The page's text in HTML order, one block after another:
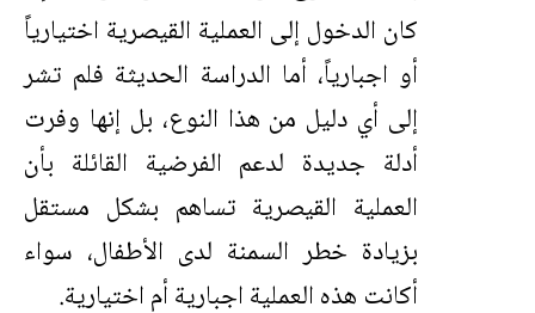
كان الدخول إلى العملية القيصرية اختيارياً
أو اجبارياً، أما الدراسة الحديثة فلم تشر
إلى أي دليل من هذا النوع، بل إنها وفرت
أدلة جديدة لدعم الفرضية القائلة بأن
العملية القيصرية تساهم بشكل مستقل
بزيادة خطر السمنة لدى الأطفال، سواء
أكانت هذه العملية اجبارية أم اختيارية.